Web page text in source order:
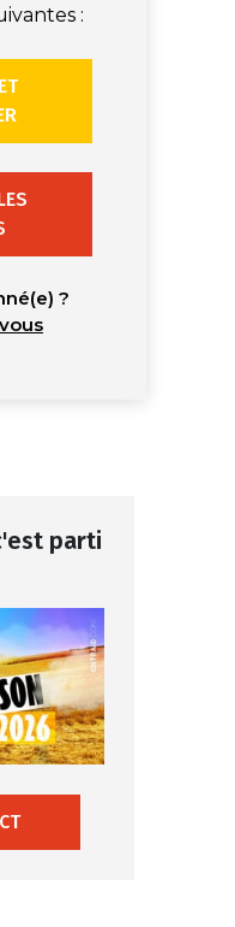
:
?
parti